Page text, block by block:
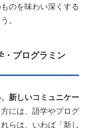
のを味わい深くする
。
・プログラミン
新しいコミュニケー
には、語学やプログ
らは、いわば「新し